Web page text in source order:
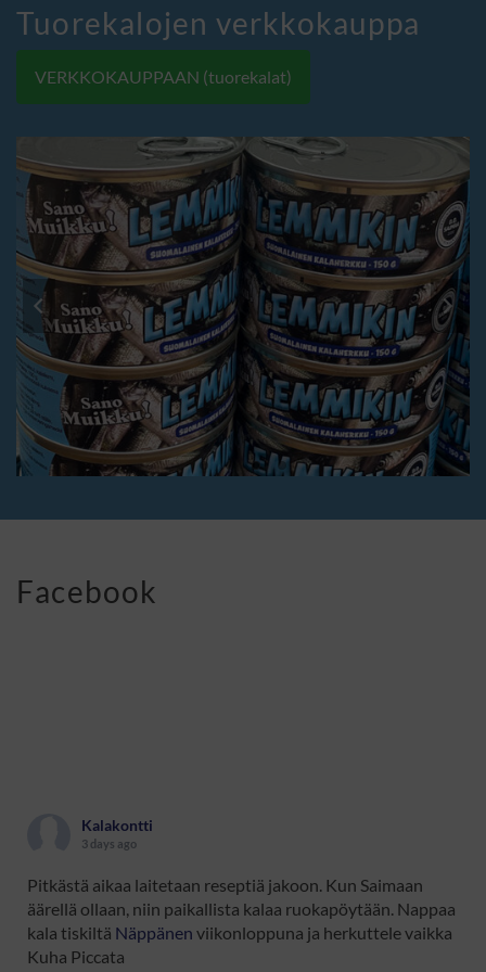
Tuorekalojen verkkokauppa
VERKKOKAUPPAAN (tuorekalat)
Facebook
Kalakontti
3 days ago
Pitkästä aikaa laitetaan reseptiä jakoon. Kun Saimaan
äärellä ollaan, niin paikallista kalaa ruokapöytään. Nappaa
kala tiskiltä Näppänen viikonloppuna ja herkuttele vaikka
Kuha Piccata